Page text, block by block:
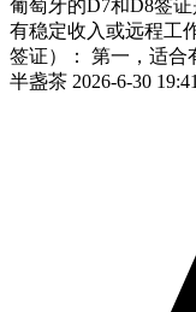
葡萄牙的D7和D8签
有稳定收入或远程工
签证）： 第一，适合
半盏茶 2026-6-30 19:41